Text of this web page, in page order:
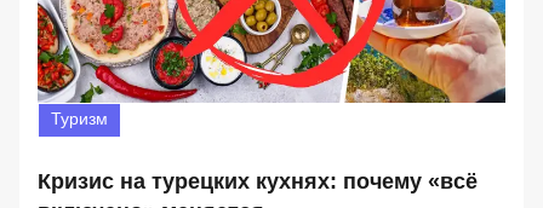
Туризм
Кризис на турецких кухнях: почему «всё